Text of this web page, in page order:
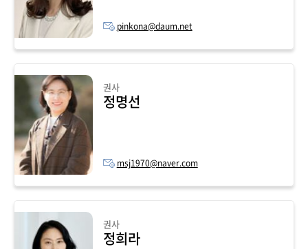
pinkona@daum.net
권사
정명선
msj1970@naver.com
권사
정희라